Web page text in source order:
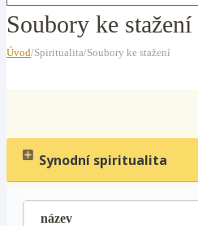
Soubory ke stažení
Úvod/Spiritualita/Soubory ke stažení
Synodní spiritualita
název